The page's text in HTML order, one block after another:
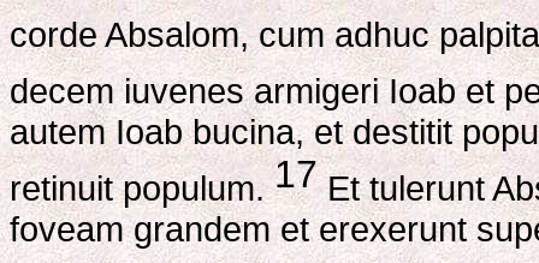
corde Absalom, cum adhuc
decem iuvenes armigeri Ioab et
autem Ioab bucina, et destitit
retinuit populum.17Et tulerunt
foveam grandem et erexerunt